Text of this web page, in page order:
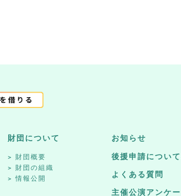
財団について
財団概要
財団の組織
情報公開
お知らせ
後援申請につい
よくある質問
主催公演アンケー